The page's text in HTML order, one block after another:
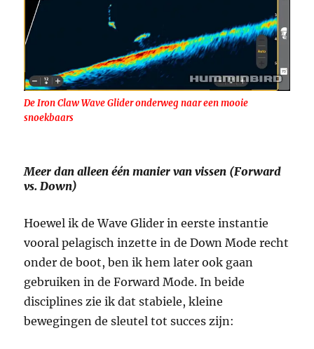
De Iron Claw Wave Glider onderweg naar een mooie
snoekbaars
Meer dan alleen één manier van vissen (Forward
vs. Down)
Hoewel ik de Wave Glider in eerste instantie
vooral pelagisch inzette in de Down Mode recht
onder de boot, ben ik hem later ook gaan
gebruiken in de Forward Mode. In beide
disciplines zie ik dat stabiele, kleine
bewegingen de sleutel tot succes zijn: